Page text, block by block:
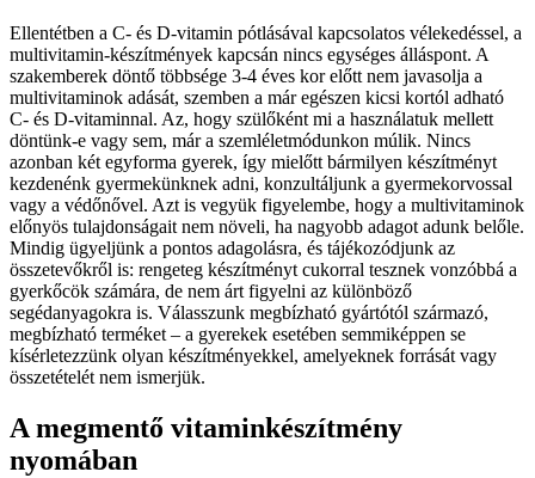
Ellentétben a C- és D-vitamin pótlásával kapcsolatos vélekedéssel, a
multivitamin-készítmények kapcsán nincs egységes álláspont. A
szakemberek döntő többsége 3-4 éves kor előtt nem javasolja a
multivitaminok adását, szemben a már egészen kicsi kortól adható
C- és D-vitaminnal. Az, hogy szülőként mi a használatuk mellett
döntünk-e vagy sem, már a szemléletmódunkon múlik. Nincs
azonban két egyforma gyerek, így mielőtt bármilyen készítményt
kezdenénk gyermekünknek adni, konzultáljunk a gyermekorvossal
vagy a védőnővel. Azt is vegyük figyelembe, hogy a multivitaminok
előnyös tulajdonságait nem növeli, ha nagyobb adagot adunk belőle.
Mindig ügyeljünk a pontos adagolásra, és tájékozódjunk az
összetevőkről is: rengeteg készítményt cukorral tesznek vonzóbbá a
gyerkőcök számára, de nem árt figyelni az különböző
segédanyagokra is. Válasszunk megbízható gyártótól származó,
megbízható terméket – a gyerekek esetében semmiképpen se
kísérletezzünk olyan készítményekkel, amelyeknek forrását vagy
összetételét nem ismerjük.
A megmentő vitaminkészítmény
nyomában